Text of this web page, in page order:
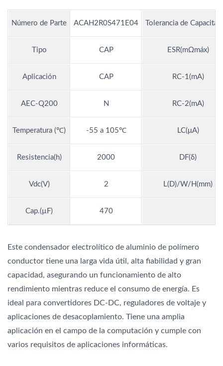
Número de Parte ACAH2R0S471E04 Tolerancia de
Tipo CAP ESR(mΩmáx)
Aplicación CAP RC-1(mA)
AEC-Q200 N RC-2(mA)
Temperatura (℃) -55 a 105℃ LC(μA)
Resistencia(h) 2000 DF(δ)
Vdc(V) 2 L(D)/W/H(mm)
Cap.(µF) 470
Este condensador electrolítico de aluminio de polímero
conductor tiene una larga vida útil, alta fiabilidad y gran
capacidad, asegurando un funcionamiento de alto
rendimiento mientras reduce el consumo de energía. Es
ideal para convertidores DC-DC, reguladores de voltaje y
aplicaciones de desacoplamiento. Tiene una amplia
aplicación en el campo de la computación y cumple con
varios requisitos de aplicaciones informáticas.